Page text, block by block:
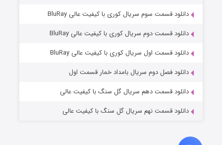
وستی ها
قسمت۱ (زیرنویس) منتشر شد
دانلود قسمت سوم سریال کوری با کیفیت عالی BluRay
دانلود قسمت دوم سریال کوری با کیفیت عالی BluRay
دانلود قسمت اول سریال کوری با کیفیت عالی BluRay
دانلود فصل دوم سریال بامداد خمار قسمت اول
دانلود قسمت دهم سریال گل سنگ با کیفیت عالی
دانلود قسمت نهم سریال گل سنگ با کیفیت عالی